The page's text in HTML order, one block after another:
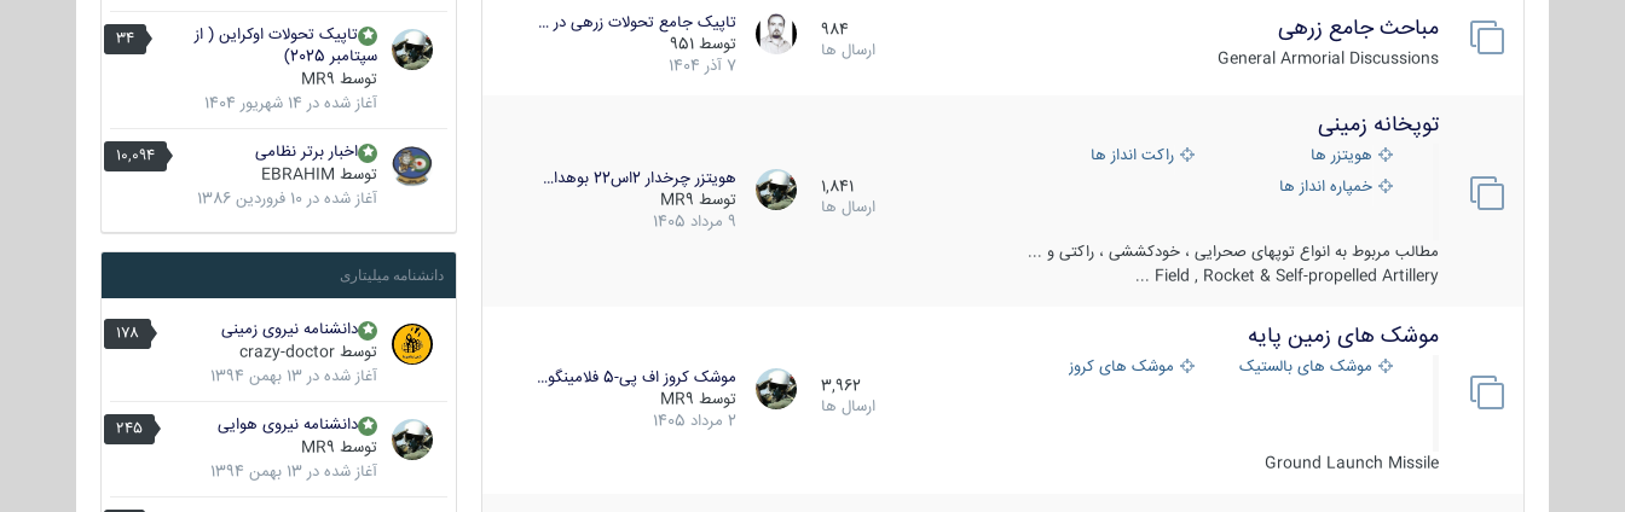
مباحث جامع زرهی
General Armorial Discussions
984
ارسال ها
تاپیک جامع تحولات زرهی در …
توسط 951
7 آذر 1404
توپخانه زمینی
هویتزر ها
راکت انداز ها
خمپاره انداز ها
مطالب مربوط به انواع توپهای صحرایی ، خودکششی ، راکتی و ...
Field , Rocket & Self-propelled Artillery ...
1,841
ارسال ها
هویتزر چرخدار 2اس22 بوهدا…
توسط MR9
9 مرداد 1405
موشک های زمین پایه
موشک های بالستیک موشک های کروز
Ground Launch Missile
3,962
ارسال ها
موشک کروز اف پی-5 فلامینگو…
توسط MR9
2 مرداد 1405
34
تاپیک تحولات اوکراین ( از
سپتامبر 2025)
توسط MR9
آغاز شده در 14 شهریور 1404
10,094
اخبار برتر نظامی
توسط EBRAHIM
آغاز شده در 10 فروردین 1386
دانشنامه میلیتاری
178
دانشنامه نیروی زمینی
توسط crazy-doctor
آغاز شده در 13 بهمن 1394
245
دانشنامه نیروی هوایی
توسط MR9
آغاز شده در 13 بهمن 1394